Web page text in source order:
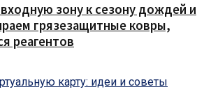
зону к сезону дождей и
грязезащитные ковры,
реагентов